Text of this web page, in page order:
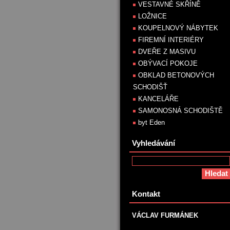
VESTAVNÉ SKŘÍNĚ
LOŽNICE
KOUPELNOVÝ NÁBYTEK
FIREMNÍ INTERIÉRY
DVEŘE Z MASIVU
OBÝVACÍ POKOJE
OBKLAD BETONOVÝCH
SCHODIŠŤ
KANCELÁŘE
SAMONOSNÁ SCHODIŠTĚ
byt Eden
Vyhledávání
Kontakt
VÁCLAV FURMÁNEK